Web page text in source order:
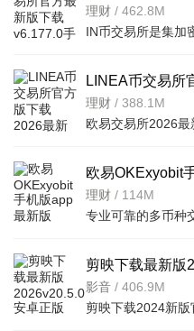
机版
理财 / 462.8M
LINEA币交易所
本v6.154.0官方版
理财 / 388.1M
欧易OKExyobit
v6.175.0安卓版
理财 / 114M
剪映下载最新版
影音 / 406.9M